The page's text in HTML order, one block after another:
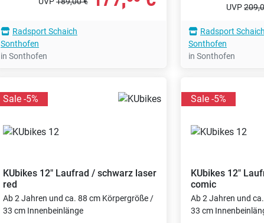
Radsport Schaich
Sonthofen
in Sonthofen
UVP
Radsport Schaich
Sonthofen
in Sonthofen
Sale -5%
KUbikes 12" Laufrad / schwarz laser
red
Ab 2 Jahren und ca. 88 cm Körpergröße /
33 cm Innenbeinlänge
Sale -5%
KUbikes 12"
comic
Ab 2 Jahren und
33 cm